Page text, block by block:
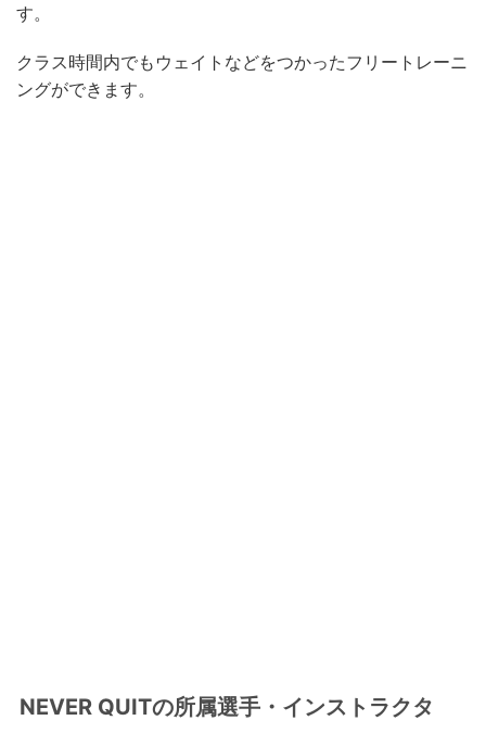
す。
クラス時間内でもウェイトなどをつかったフリートレーニ
ングができます。
NEVER QUITの所属選手・インストラクタ